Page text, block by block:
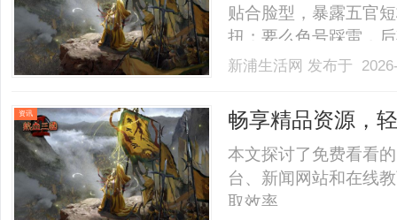
贴合脸型，暴露五官
扭；要么色号踩雷，
照搬模板，而是精准
廓、测试五官曲直量
一.........
新浦生活网 发布于
资讯 畅享精品资源，
本文探讨了免费看看
台、新闻网站和在线
取效率。......